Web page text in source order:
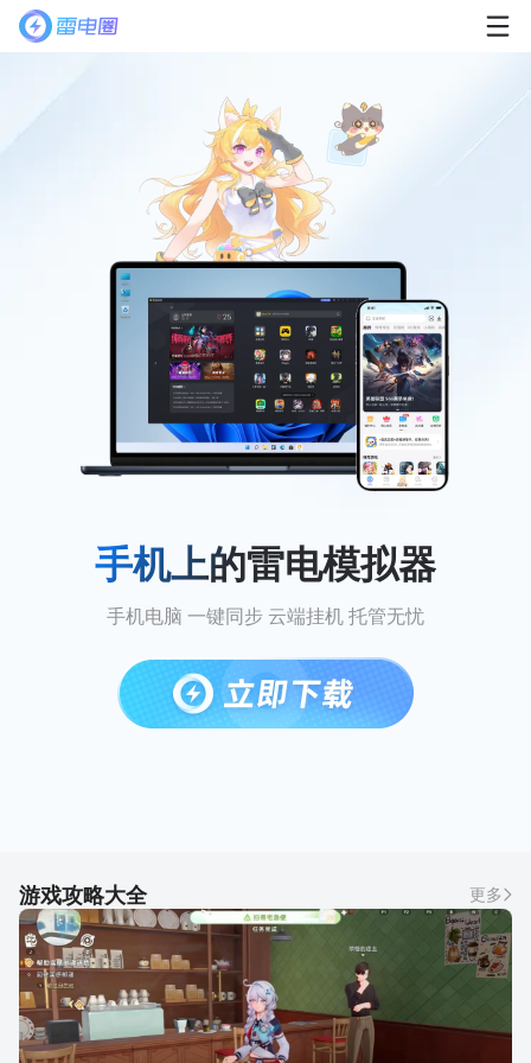
手机上的雷电模拟器
手机电脑 一键同步 云端挂机 托管无忧
游戏攻略大全 更多